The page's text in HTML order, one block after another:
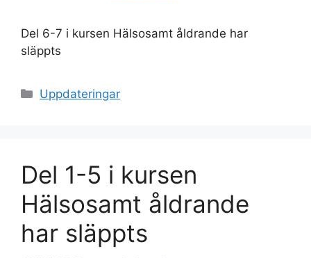
Del 6-7 i kursen Hälsosamt åldrande har
släppts
Kategorier
Uppdateringar
Del 1-5 i kursen
Hälsosamt åldrande
har släppts